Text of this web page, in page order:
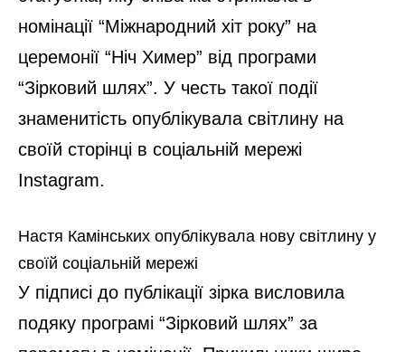
номінації “Міжнародний хіт року” на
церемонії “Ніч Химер” від програми
“Зірковий шлях”. У честь такої події
знаменитість опублікувала світлину на
своїй сторінці в соціальній мережі
Instagram.
Настя Камінських опублікувала нову світлину у
своїй соціальній мережі
У підписі до публікації зірка висловила
подяку програмі “Зірковий шлях” за